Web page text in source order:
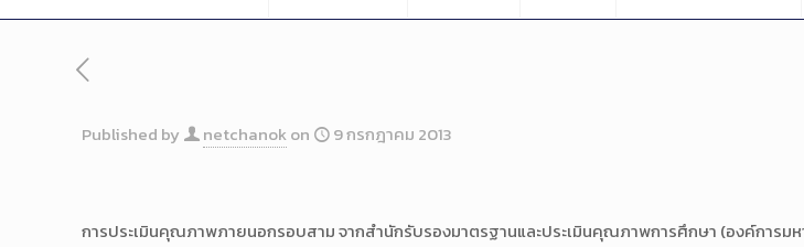
Published by netchanokon 9 กรกฎาคม 2013
การประเมินคุณภาพภายนอกรอบสาม จากสำนักรับรองมาตรฐานและประเมินคุณภาพการศึกษา (องค์การม